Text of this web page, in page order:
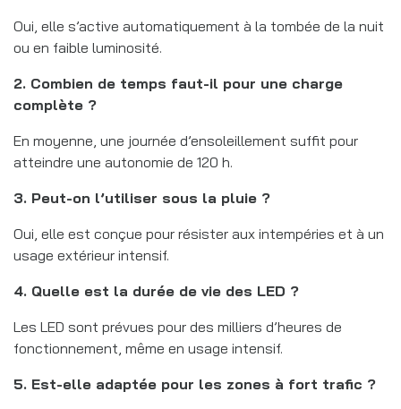
Oui, elle s’active automatiquement à la tombée de la nuit
ou en faible luminosité.
2. Combien de temps faut-il pour une charge
complète ?
En moyenne, une journée d’ensoleillement suffit pour
atteindre une autonomie de 120 h.
3. Peut-on l’utiliser sous la pluie ?
Oui, elle est conçue pour résister aux intempéries et à un
usage extérieur intensif.
4. Quelle est la durée de vie des LED ?
Les LED sont prévues pour des milliers d’heures de
fonctionnement, même en usage intensif.
5. Est-elle adaptée pour les zones à fort trafic ?